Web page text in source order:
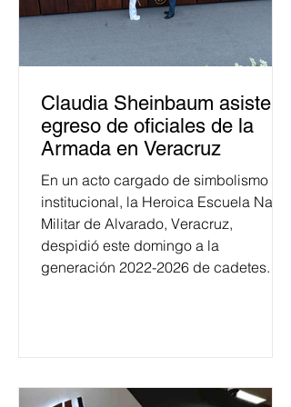
Claudia Sheinbaum asiste a
egreso de oficiales de la
Armada en Veracruz
En un acto cargado de simbolismo
institucional, la Heroica Escuela Naval
Militar de Alvarado, Veracruz,
despidió este domingo a la
generación 2022-2026 de cadetes.